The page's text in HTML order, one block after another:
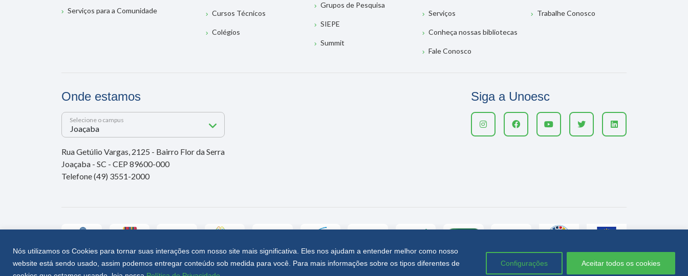
Nós utilizamos os Cookies para tornar suas interações com nosso site mais significativa. Eles nos ajudam a entender melhor como nosso
website está sendo usado, assim podemos entregar conteúdo sob medida para você. Para mais informações sobre os tipos diferentes de
Configurações Aceitar todos os cookies
Serviços para a Comunidade Cursos Técnicos
Colégios
Grupos de Pesquisa
SIEPE
Summit
Serviços
Conheça nossas bibliotecas
Fale Conosco
Trabalhe Conosco
Onde estamos
Selecione o campus
Rua Getúlio Vargas, 2125 - Bairro Flor da Serra
Joaçaba - SC - CEP 89600-000
Telefone (49) 3551-2000
Siga a Unoesc
Unoesc © 2026 - Todos os direitos reservados Política de privacidade